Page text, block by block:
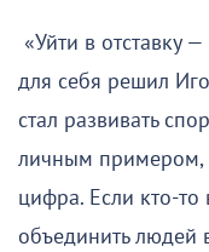
«Уйти в отставку
для себя решил
стал развивать
личным примером,
цифра. Если кто-то
объединить людей